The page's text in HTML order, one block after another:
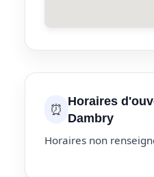
⏰ Horaires
Dambry
Horaires non